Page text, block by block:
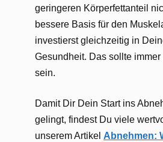
geringeren Körperfettanteil
bessere Basis für den
investierst gleichzeitig in
Gesundheit. Das sollte
sein.
Damit Dir Dein Start ins
gelingt, findest Du viele
unserem Artikel Abnehmen: